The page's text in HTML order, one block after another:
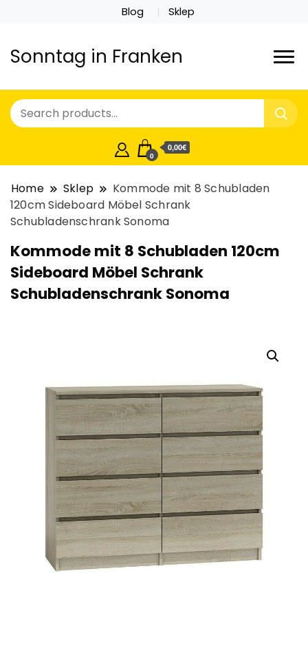
Blog Sklep
Sonntag in Franken
0
0,00€
Home Sklep
Kommode mit 8 Schubladen
120cm Sideboard Möbel Schrank
Schubladenschrank Sonoma
Kommode mit 8 Schubladen 120cm
Sideboard Möbel Schrank
Schubladenschrank Sonoma